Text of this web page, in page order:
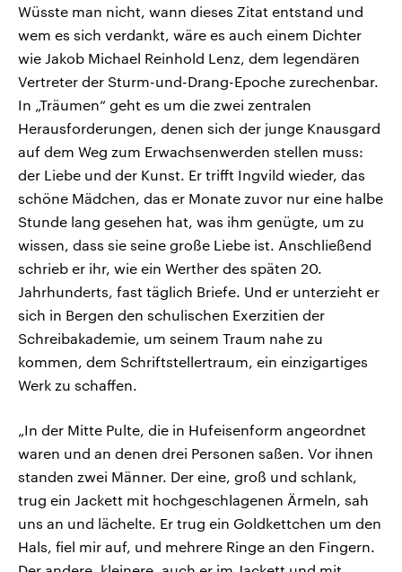
Wüsste man nicht, wann dieses Zitat entstand und
wem es sich verdankt, wäre es auch einem Dichter
wie Jakob Michael Reinhold Lenz, dem legendären
Vertreter der Sturm-und-Drang-Epoche zurechenbar.
In „Träumen“ geht es um die zwei zentralen
Herausforderungen, denen sich der junge Knausgard
auf dem Weg zum Erwachsenwerden stellen muss:
der Liebe und der Kunst. Er trifft Ingvild wieder, das
schöne Mädchen, das er Monate zuvor nur eine halbe
Stunde lang gesehen hat, was ihm genügte, um zu
wissen, dass sie seine große Liebe ist. Anschließend
schrieb er ihr, wie ein Werther des späten 20.
Jahrhunderts, fast täglich Briefe. Und er unterzieht er
sich in Bergen den schulischen Exerzitien der
Schreibakademie, um seinem Traum nahe zu
kommen, dem Schriftstellertraum, ein einzigartiges
Werk zu schaffen.
„In der Mitte Pulte, die in Hufeisenform angeordnet
waren und an denen drei Personen saßen. Vor ihnen
standen zwei Männer. Der eine, groß und schlank,
trug ein Jackett mit hochgeschlagenen Ärmeln, sah
uns an und lächelte. Er trug ein Goldkettchen um den
Hals, fiel mir auf, und mehrere Ringe an den Fingern.